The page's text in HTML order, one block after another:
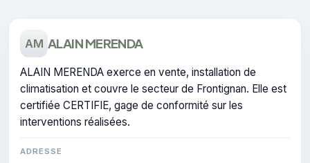
AM ALAIN MERENDA
ALAIN MERENDA exerce en vente, installation de
climatisation et couvre le secteur de Frontignan. Elle est
certifiée CERTIFIE, gage de conformité sur les
interventions réalisées.
ADRESSE